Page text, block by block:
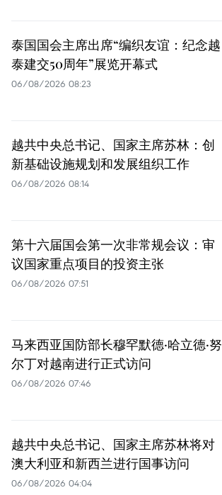
泰国国会主席出席“编织友谊：纪念越
泰建交50周年”展览开幕式
06/08/2026 08:23
越共中央总书记、国家主席苏林：创
新基础设施规划和发展组织工作
06/08/2026 08:14
第十六届国会第一次非常规会议：审
议国家重点项目的投资主张
06/08/2026 07:51
马来西亚国防部长穆罕默德·哈立德·努
尔丁对越南进行正式访问
06/08/2026 07:46
越共中央总书记、国家主席苏林将对
澳大利亚和新西兰进行国事访问
06/08/2026 04:04